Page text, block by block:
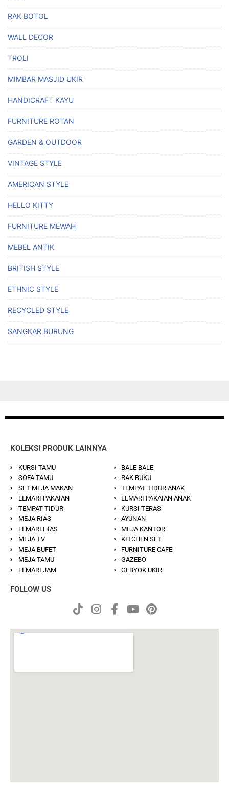
RAK BOTOL
WALL DECOR
TROLI
MIMBAR MASJID UKIR
HANDICRAFT KAYU
FURNITURE ROTAN
GARDEN & OUTDOOR
VINTAGE STYLE
AMERICAN STYLE
HELLO KITTY
FURNITURE MEWAH
MEBEL ANTIK
BRITISH STYLE
ETHNIC STYLE
RECYCLED STYLE
SANGKAR BURUNG
KOLEKSI PRODUK LAINNYA
KURSI TAMU
SOFA TAMU
SET MEJA MAKAN
LEMARI PAKAIAN
TEMPAT TIDUR
MEJA RIAS
LEMARI HIAS
MEJA TV
MEJA BUFET
MEJA TAMU
LEMARI JAM
BALE BALE
RAK BUKU
TEMPAT TIDUR ANAK
LEMARI PAKAIAN ANAK
KURSI TERAS
AYUNAN
MEJA KANTOR
KITCHEN SET
FURNITURE CAFE
GAZEBO
GEBYOK UKIR
FOLLOW US